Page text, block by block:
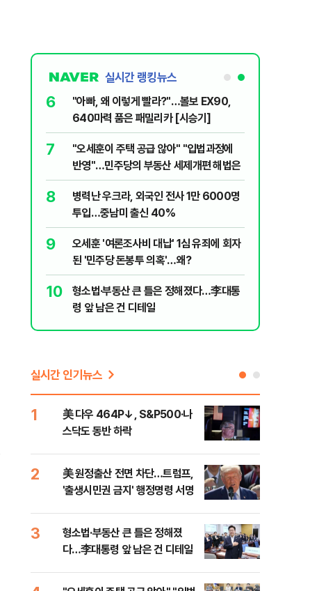
실시간 랭킹뉴스
1
[데일리안 오늘뉴스 종합] 축구협회 외국
인 심판에 성접대 의혹, 李대통령 20대 지
지율 하락 의식했나, 삼전닉스 올인은 금
물, SK하이닉스 프리마켓 시초가 논란 재
점화, 김민석 "과반 승리 가능성 99%" 등
2
"삼성·SK보다 싸게 달라"…애플, 中창신
에 '더 비싸다' 퇴짜
3
美 다우 464P↓, S&P500·나스닥도 동
반 하락
4
"탄약 왜 부족한 거야"…트럼프, '이란전
무기고 고갈'에 국방장관 질책
5
美 원정출산 전면 차단…트럼프, '출생시
민권 금지' 행정명령 서명
실시간 인기뉴스
1
美 다우 464P↓, S&P500·나
스닥도 동반 하락
2
美 원정출산 전면 차단…트럼프,
'출생시민권 금지' 행정명령 서명
3
형소법·부동산 큰 틀은 정해졌
다…李대통령 앞 남은 건 디테일